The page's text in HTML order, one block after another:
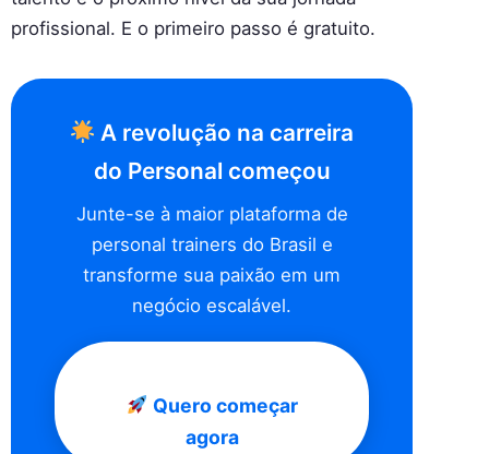
profissional. E o primeiro passo é gratuito.
A revolução na carreira
do Personal começou
Junte-se à maior plataforma de
personal trainers do Brasil e
transforme sua paixão em um
negócio escalável.
Quero começar
agora